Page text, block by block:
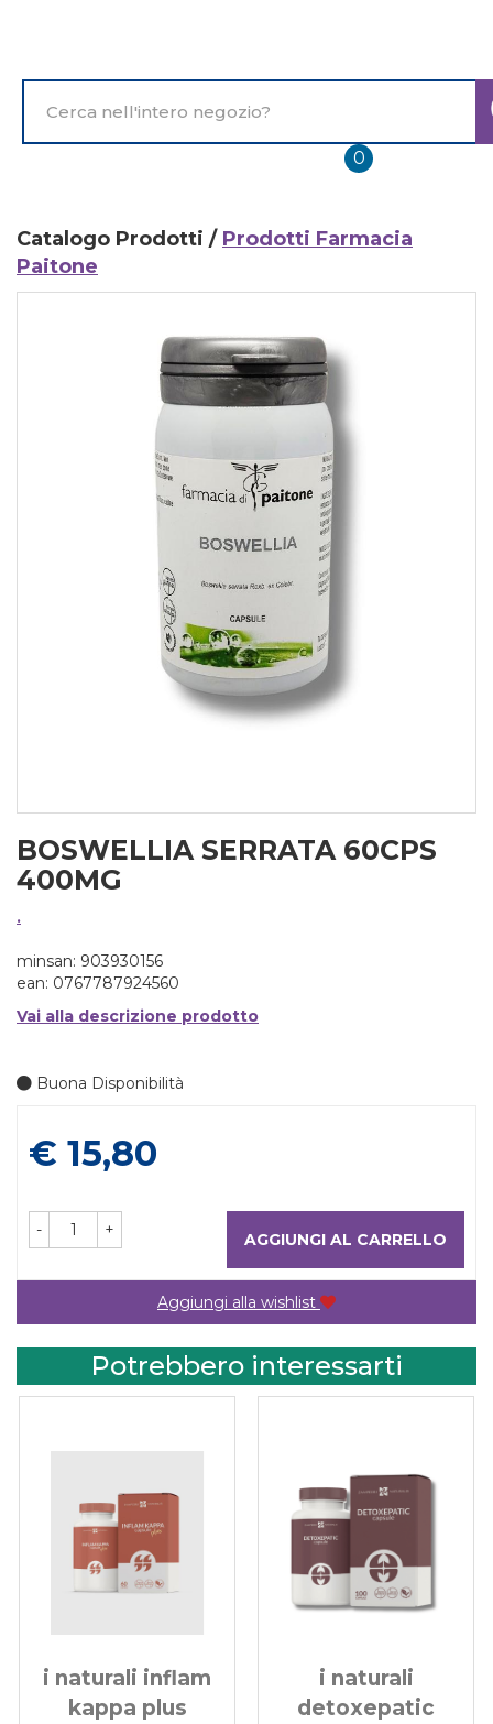
principale
Prodotto
0prodotti
inseriti
Catalogo Prodotti / Prodotti Farmacia
Paitone
BOSWELLIA SERRATA 60CPS
400MG
.
minsan: 903930156
ean: 0767787924560
Vai alla descrizione prodotto
Buona Disponibilità
Prezzo
€ 15,80
- + AGGIUNGI AL CARRELLO
Aggiungi alla wishlist
Potrebbero interessarti
i naturali inflam
kappa plus
i naturali
detoxepatic